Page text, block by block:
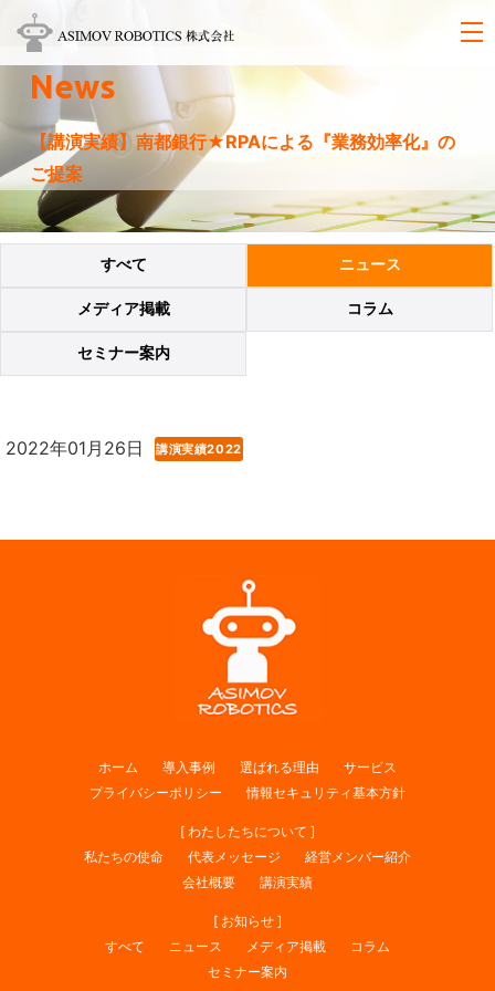
News
【講演実績】南都銀行★RPAによる『業務効率化』の
ご提案
すべて ニュース
メディア掲載 コラム
セミナー案内
2022年01月26日 講演実績2022
ホーム 導入事例 選ばれる理由
サービス
プライバシーポリシー
情報セキュリティ基本方針
[ わたしたちについて ]
私たちの使命
代表メッセージ
経営メンバー紹介
会社概要
講演実績
[ お知らせ ]
すべて
ニュース メディア掲載
コラム
セミナー案内